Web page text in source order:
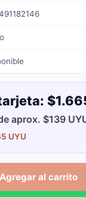
aprox. $139
UYU
Agregar al carrito